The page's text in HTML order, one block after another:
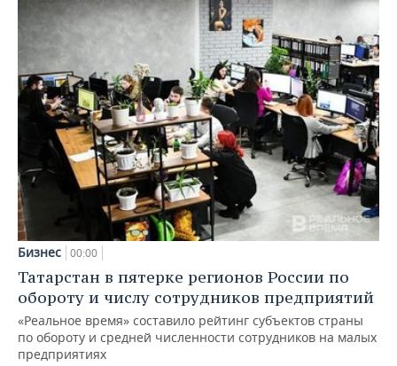
Бизнес 00:00
Татарстан в пятерке регионов России по
обороту и числу сотрудников предприятий
«Реальное время» составило рейтинг субъектов страны
по обороту и средней численности сотрудников на малых
предприятиях